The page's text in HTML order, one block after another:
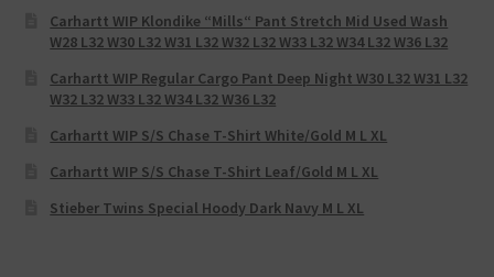
Carhartt WIP Klondike “Mills“ Pant Stretch Mid Used Wash
W28 L32 W30 L32 W31 L32 W32 L32 W33 L32 W34 L32 W36 L32
Carhartt WIP Regular Cargo Pant Deep Night W30 L32 W31 L32
W32 L32 W33 L32 W34 L32 W36 L32
Carhartt WIP S/S Chase T-Shirt White/Gold M L XL
Carhartt WIP S/S Chase T-Shirt Leaf/Gold M L XL
Stieber Twins Special Hoody Dark Navy M L XL